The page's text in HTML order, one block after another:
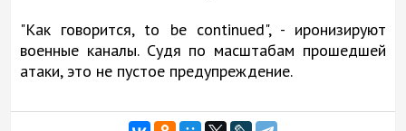
"Как говорится, to be continued", - иронизируют
военные каналы. Судя по масштабам прошедшей
атаки, это не пустое предупреждение.